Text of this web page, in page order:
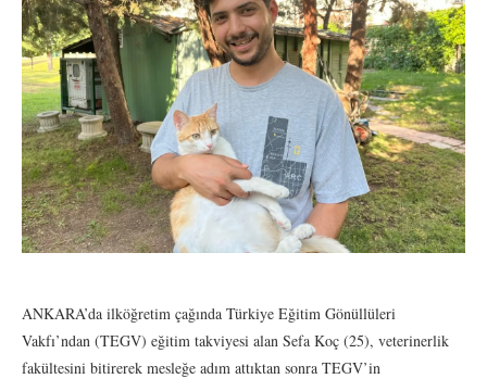
ANKARA’da ilköğretim çağında Türkiye Eğitim Gönüllüleri
Vakfı’ndan (TEGV) eğitim takviyesi alan Sefa Koç (25), veterinerlik
fakültesini bitirerek mesleğe adım attıktan sonra TEGV’in